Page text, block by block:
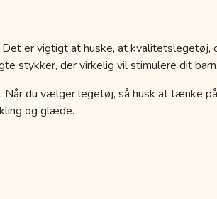
er vigtigt at huske, at kvalitetslegetøj,
stykker, der virkelig vil stimulere dit barn.
du vælger legetøj, så husk at tænke
og glæde.